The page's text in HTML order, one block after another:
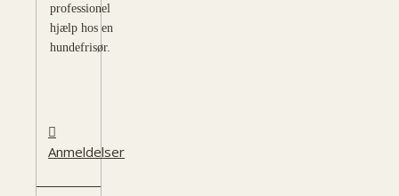
professionel
hjælp hos en
hundefrisør.
Anmeldelser